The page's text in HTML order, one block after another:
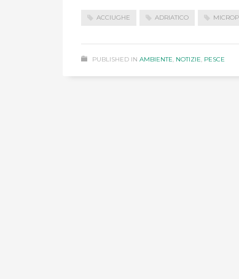
ACCIUGHE ADRIATICO
PUBLISHED IN AMBIENTE, NOTIZIE, PESCE